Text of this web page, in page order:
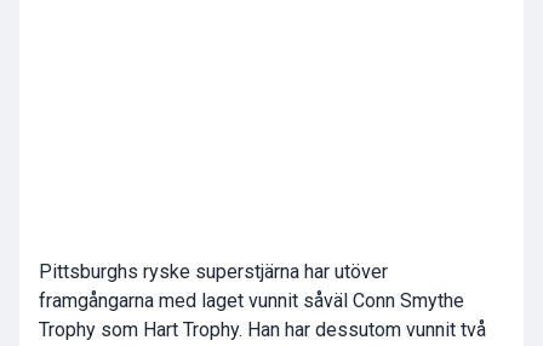
Pittsburghs ryske superstjärna har utöver
framgångarna med laget vunnit såväl Conn Smythe
Trophy som Hart Trophy. Han har dessutom vunnit två